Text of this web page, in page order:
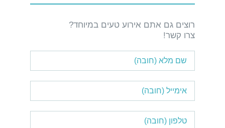
רוצים גם אתם אירוע טעים במיוחד?
צרו קשר!